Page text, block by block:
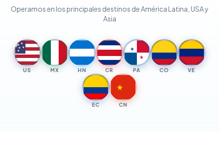
Operamos en los principales destinos de América Latina, USA y
Asia
★ ★
★ ★
★
US MX HN CR
★
★
PA CO VE
EC
★
CN